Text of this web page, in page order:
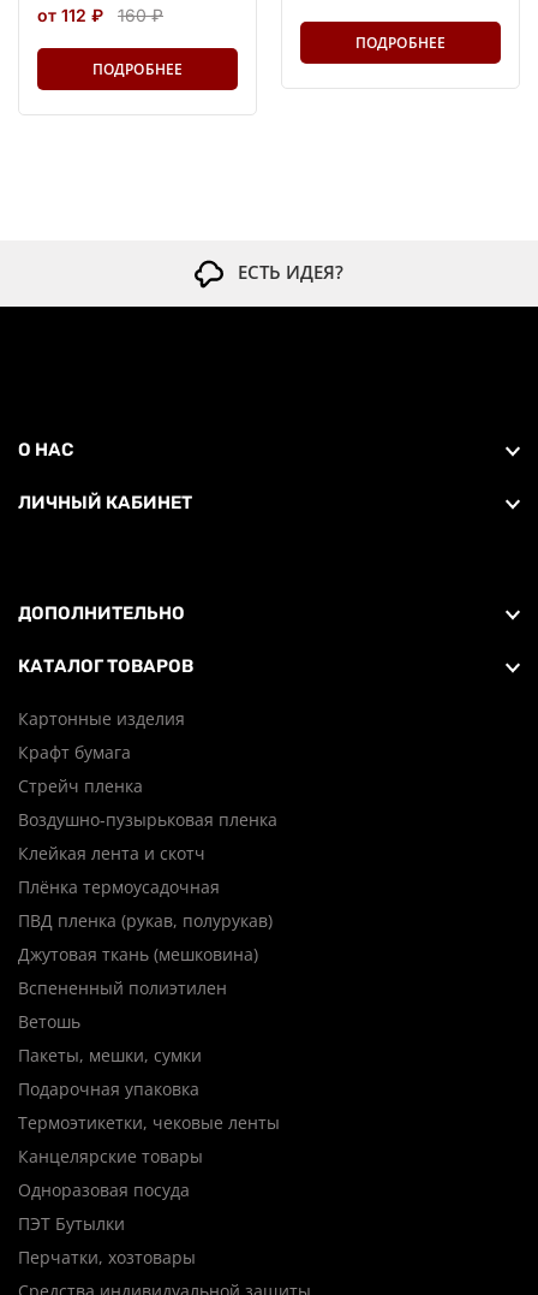
от 112 ₽ 160 ₽
ПОДРОБНЕЕ
ПОДРОБНЕЕ
ЕСТЬ ИДЕЯ?
О НАС
ЛИЧНЫЙ КАБИНЕТ
ДОПОЛНИТЕЛЬНО
КАТАЛОГ ТОВАРОВ
Картонные изделия
Крафт бумага
Стрейч пленка
Воздушно-пузырьковая пленка
Клейкая лента и скотч
Плёнка термоусадочная
ПВД пленка (рукав, полурукав)
Джутовая ткань (мешковина)
Вспененный полиэтилен
Ветошь
Пакеты, мешки, сумки
Подарочная упаковка
Термоэтикетки, чековые ленты
Канцелярские товары
Одноразовая посуда
ПЭТ Бутылки
Перчатки, хозтовары